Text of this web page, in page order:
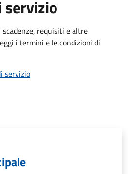
servizio
requisiti e altre
i termini e le condizioni di
servizio